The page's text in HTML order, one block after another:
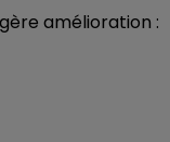
amélioration :